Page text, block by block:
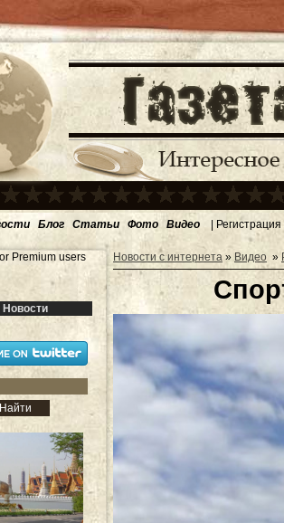
Блог Статьи Фото Видео | Регистрация
Premium users
Новости
Новости с интернета » Видео »